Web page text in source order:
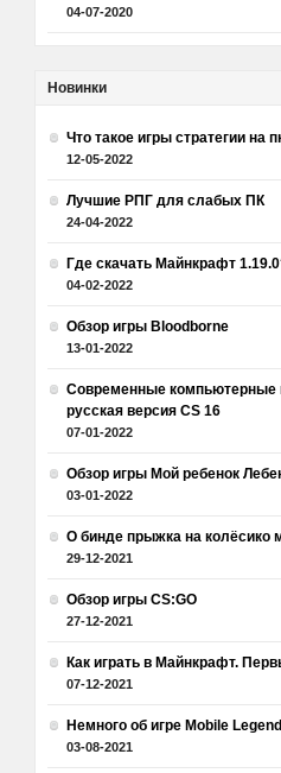
04-07-2020
Новинки
Что такое игры стратегии на
12-05-2022
Лучшие РПГ для слабых ПК
24-04-2022
Где скачать Майнкрафт
04-02-2022
Обзор игры Bloodborne
13-01-2022
Современные компьютерные
русская версия CS 16
07-01-2022
Обзор игры Мой ребенок
03-01-2022
О бинде прыжка на колёсико
29-12-2021
Обзор игры CS:GO
27-12-2021
Как играть в Майнкрафт.
07-12-2021
Немного об игре Mobile
03-08-2021